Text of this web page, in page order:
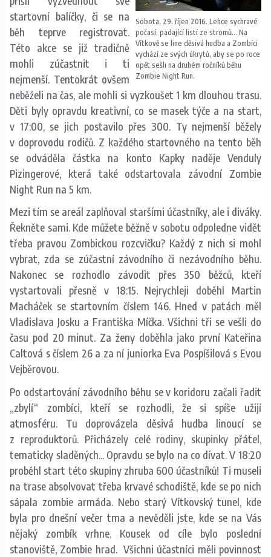
Sobota, 29. říjen 2016. Lehce sychravé
počasí, padající listí ze stromů… Na
Vítkově se line děsivá hudba a Zombíci
vychází ze svých úkrytů, aby se po roce
opět sešli na druhém ročníků běhu
Zombie Night Run.
startovní balíčky, či se na
běh teprve registrovat.
Této akce se již tradičně
mohli zúčastnit i ti
nejmenší. Tentokrát ovšem
neběželi na čas, ale mohli si vyzkoušet 1 km dlouhou trasu.
Děti byly opravdu kreativní, co se masek týče a na start,
v 17:00, se jich postavilo přes 300. Ty nejmenší běžely
v doprovodu rodičů. Z každého startovného na tento běh
se odváděla částka na konto Kapky naděje Venduly
Pizingerové, která také odstartovala závodní Zombie
Night Run na 5 km.
Mezi tím se areál zaplňoval staršími účastníky, ale i diváky.
Řekněte sami. Kde můžete běžně v sobotu odpoledne vidět
třeba pravou Zombickou rozcvičku? Každý z nich si mohl
vybrat, zda se zúčastní závodního či nezávodního běhu.
Nakonec se rozhodlo závodit přes 350 běžců, kteří
vystartovali přesně v 18:15. Nejrychleji doběhl Martin
Macháček se startovním číslem 146. Hned v patách měl
Vladislava Josku a Františka Míčka. Všichni tři se vešli do
času pod 20 minut. Za ženy doběhla jako první Kateřina
Caltová s číslem 26 a za ní juniorka Eva Pospíšilová s Evou
Vejběrovou.
Po odstartování závodního běhu se v koridoru začali řadit
„zbylí“ zombíci, kteří se rozhodli, že si spíše užijí
atmosféru. Tu doprovázela děsivá hudba linoucí se
z reproduktorů. Přicházely celé rodiny, skupinky přátel,
tematicky sladěných... Opravdu se bylo na co dívat. V 18:20
proběhl start této skupiny zhruba 600 účastníků! Ti museli
na trase absolvovat třeba krvavé schodiště, kde se po nich
sápala zombie armáda. Nebo starý Vítkovský tunel, kde
byla pro dnešní večer tma a nevěděli jste, kde se na Vás
nějaký zombík vrhne. Kousek od cíle bylo poslední
stanoviště, Zombie hrad. Všichni účastníci měli povinnost